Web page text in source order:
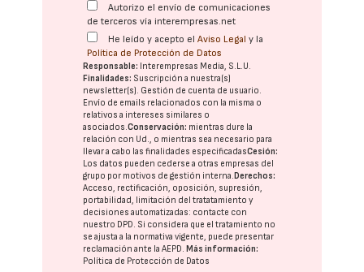
Autorizo el envío de comunicaciones
de terceros vía interempresas.net
He leído y acepto elAviso Legal y la
Política de Protección de Datos
Responsable: Interempresas Media, S.L.U.
Finalidades: Suscripción a nuestra(s)
newsletter(s). Gestión de cuenta de usuario.
Envío de emails relacionados con la misma o
relativos a intereses similares o
asociados.Conservación: mientras dure la
relación con Ud., o mientras sea necesario para
llevar a cabo las finalidades especificadasCesión:
Los datos pueden cederse a otras empresas del
grupo por motivos de gestión interna.Derechos:
Acceso, rectificación, oposición, supresión,
portabilidad, limitación del tratatamiento y
decisiones automatizadas: contacte con
nuestro DPD. Si considera que el tratamiento no
se ajusta a la normativa vigente, puede presentar
reclamación ante laAEPD.Más información:
Política de Protección de Datos